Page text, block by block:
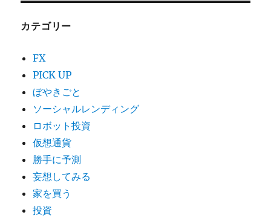
カテゴリー
FX
PICK UP
ぼやきごと
ソーシャルレンディング
ロボット投資
仮想通貨
勝手に予測
妄想してみる
家を買う
投資